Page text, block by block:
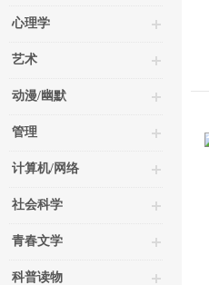
心理学
艺术
动漫/幽默
管理
计算机/网络
社会科学
青春文学
科普读物